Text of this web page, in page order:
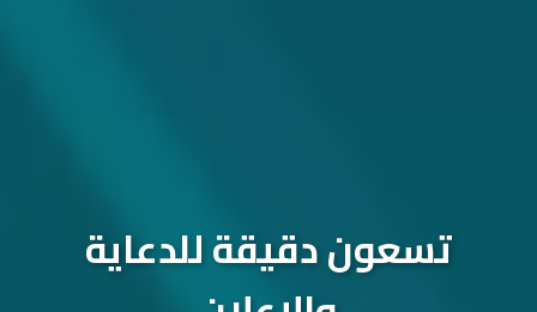
تسعون دقيقة للدعاية